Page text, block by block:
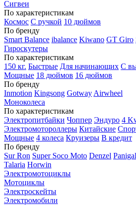
Сигвеи
По характеристикам
Космос С ручкой 10 дюймов
По бренду
Smart Balance ibalance Kiwano GT Giro
Гироскутеры
По характеристикам
150 кг. Быстрые Для начинающих С
Мощные 18 дюймов 16 дюймов
По бренду
Inmotion Kingsong Gotway Airwheel
Моноколеса
По характеристикам
Электропитбайки Чоппер Эндуро 4
Электромотороллеры Китайские
Мощные 4 колеса Круизеры В кредит
По бренду
Sur Ron Super Soco Moto Denzel
Talaria Horwin
Электромотоциклы
Мотоциклы
Электроскейты
Электромобили